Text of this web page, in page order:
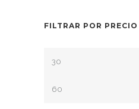
FILTRAR POR PRECIO